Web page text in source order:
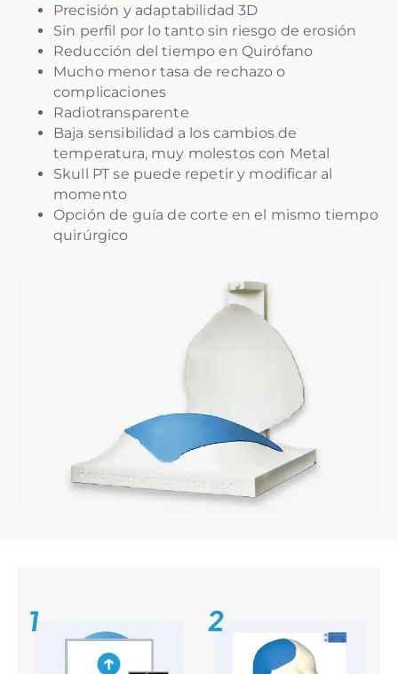
Precisión y adaptabilidad 3D
Sin perfil por lo tanto sin riesgo de erosión
Reducción del tiempo en Quirófano
Mucho menor tasa de rechazo o
complicaciones
Radiotransparente
Baja sensibilidad a los cambios de
temperatura, muy molestos con Metal
Skull PT se puede repetir y modificar al
momento
Opción de guía de corte en el mismo tiempo
quirúrgico